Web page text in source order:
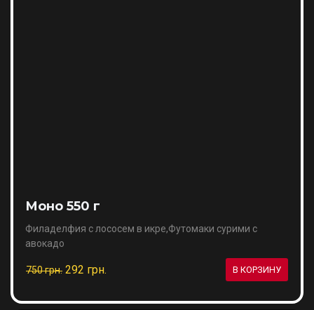
Моно 550 г
Филаделфия с лососем в икре,Футомаки сурими с
авокадо
750 грн. 292 грн. В КОРЗИНУ